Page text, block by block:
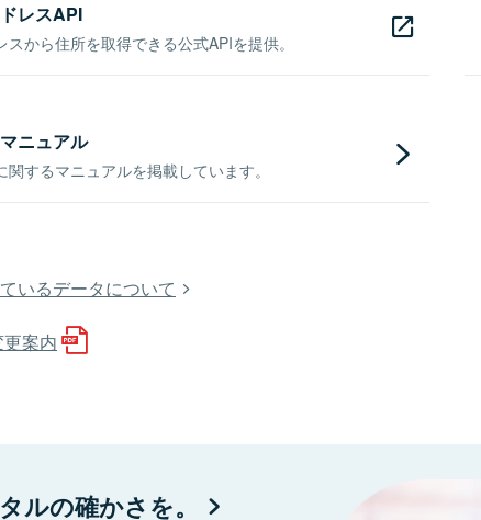
レスAPI
から住所を取得できる公式APIを提供。
ニュアル
するマニュアルを掲載しています。
いるデータについて
案内
ルの確かさを。